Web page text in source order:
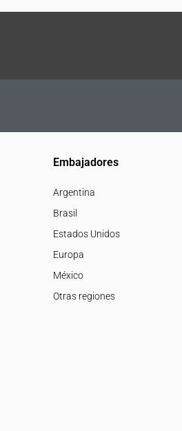
Embajadores
Argentina
Brasil
Estados Unidos
Europa
México
Otras regiones